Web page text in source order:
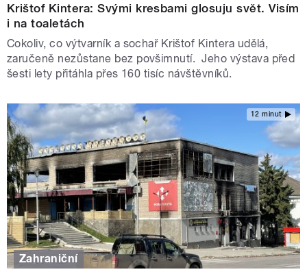
Krištof Kintera: Svými kresbami glosuju svět. Visím
i na toaletách
Cokoliv, co výtvarník a sochař Krištof Kintera udělá,
zaručeně nezůstane bez povšimnutí. Jeho výstava před
šesti lety přitáhla přes 160 tisíc návštěvníků.
12 minut
Zahraniční